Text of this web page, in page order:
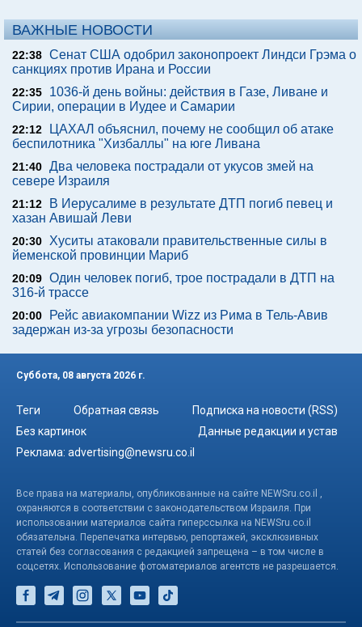
ВАЖНЫЕ НОВОСТИ
22:38 Сенат США одобрил законопроект Линдси Грэма о
санкциях против Ирана и России
22:35
1036-й день войны: действия в Газе, Ливане и
Сирии, операции в Иудее и Самарии
22:12
ЦАХАЛ объяснил, почему не сообщил об атаке
беспилотника "Хизбаллы" на юге Ливана
21:40 Два человека пострадали от укусов змей на
севере Израиля
21:12
В Иерусалиме в результате ДТП погиб певец и
хазан Авишай Леви
20:30
Хуситы атаковали правительственные силы в
йеменской провинции Мариб
20:09 Один человек погиб, трое пострадали в ДТП на
316-й трассе
20:00
Рейс авиакомпании Wizz из Рима в Тель-Авив
задержан из-за угрозы безопасности
Суббота, 08 августа 2026 г.
Теги Обратная связь
Подписка на новости (RSS)
Без картинок
Данные редакции и устав
Реклама: advertising@newsru.co.il
Все права на материалы, опубликованные на сайте NEWSru.co.il ,
охраняются в соответствии с законодательством Израиля. При
использовании материалов сайта гиперссылка на NEWSru.co.il
обязательна. Перепечатка интервью, репортажей, эксклюзивных
статей без согласования с редакцией запрещена – в том числе в
соцсетях. Использование фотоматериалов агентств не разрешается.